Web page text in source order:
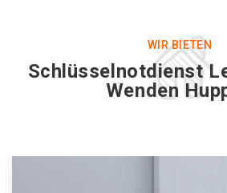
WIR BIETEN
Schlüsselnotdienst
Wenden